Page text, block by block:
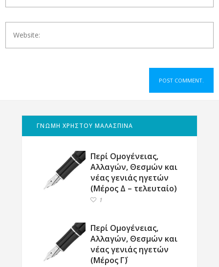
ΓΝΩΜΗ ΧΡΗΣΤΟΥ ΜΑΛΑΣΠΙΝΑ
Περί Ομογένειας,
Αλλαγών, Θεσμών και
νέας γενιάς ηγετών
(Μέρος Δ – τελευταίο)
1
Περί Ομογένειας,
Αλλαγών, Θεσμών και
νέας γενιάς ηγετών
(Μέρος Γ΄)